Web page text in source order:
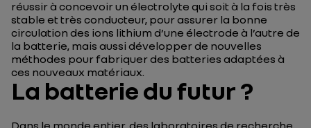
réussir à concevoir un électrolyte qui soit à la fois très
stable et très conducteur, pour assurer la bonne
circulation des ions lithium d’une électrode à l’autre de
la batterie, mais aussi développer de nouvelles
méthodes pour fabriquer des batteries adaptées à
ces nouveaux matériaux.
La batterie du futur ?
Dans le monde entier, des laboratoires de recherche